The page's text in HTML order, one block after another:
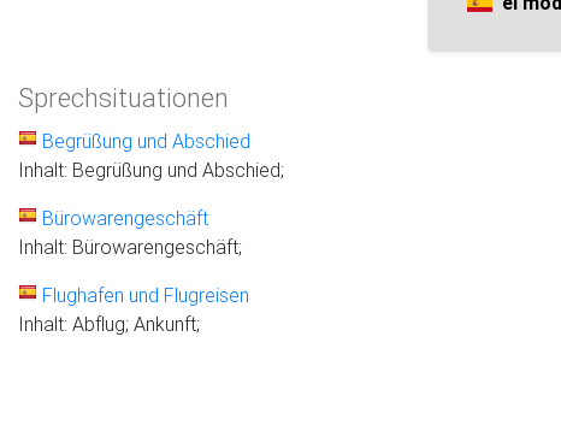
Sprechsituationen
Begrüßung und Abschied
Inhalt: Begrüßung und Abschied;
Bürowarengeschäft
Inhalt: Bürowarengeschäft;
Flughafen und Flugreisen
Inhalt: Abflug; Ankunft;